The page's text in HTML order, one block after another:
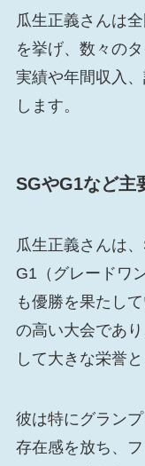
瓜生正義さんは
を挙げ、数々の
実績や年間収入
します。
SGやG1など主
瓜生正義さんは
G1（グレードワ
も優勝を果たし
の高い大会であ
して大きな栄誉
彼は特にグラン
存在感を放ち、